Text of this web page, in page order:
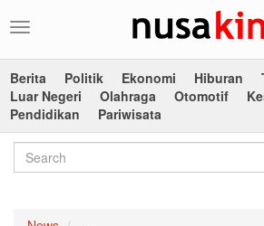
Toggle
Berita
Politik Ekonomi Hiburan
Luar Negeri
Olahraga Otomotif
Pendidikan
Pariwisata